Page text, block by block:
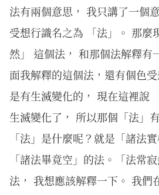
法有兩個意思， 我只講了一個
受想行識名之為 「法」。 那麼
然」 這個法， 和那個法解釋有
面我解釋的這個法，還有個色
是有生滅變化的， 現在這裡說
生滅變化了， 所以那個「法」
「法」是什麼呢？就是「諸法
「諸法畢竟空」的法。「法常
法， 我想應該解釋一下。 我們